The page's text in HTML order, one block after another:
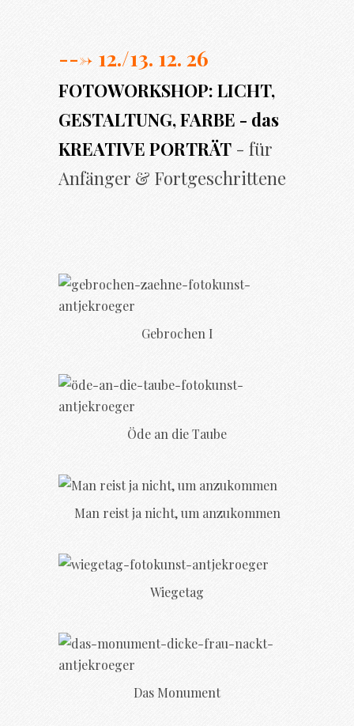
---> 12./13. 12. 26
FOTOWORKSHOP: LICHT,
GESTALTUNG, FARBE - das
KREATIVE PORTRÄT - für
Anfänger & Fortgeschrittene
Gebrochen I
Öde an die Taube
Man reist ja nicht, um anzukommen
Wiegetag
Das Monument